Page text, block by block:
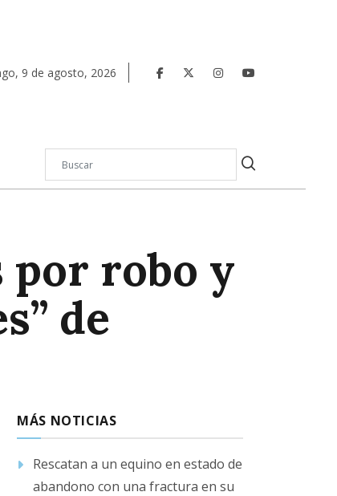
, 9 de agosto, 2026
por robo y
de
MÁS NOTICIAS
Rescatan a un equino en estado de
abandono con una fractura en su